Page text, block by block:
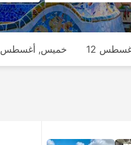
12 خميس, أغسطس 13